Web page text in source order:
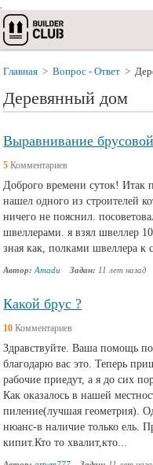
.
Главная > Вопрос - Ответ >
Деревянный дом
Выравнивание
5 Комментариев
Доброго времени суток! Итак
нашел одного из строителей
ничего не пояснил.
швеллерами. я взял швеллер
зная как, полками швеллера к
Автор: Amadu Задан: 11 лет назад
Какой брус ?
10 Комментариев
Здравствуйте. Ваша помощь
благодарю вас это. Теперь
рабочие приедут, а я до сих
Как оказалось в нашей
пиление(лучшая геометрия).
нюанс-в наличие только ель.
кипит.Кто то хвалит,кто...